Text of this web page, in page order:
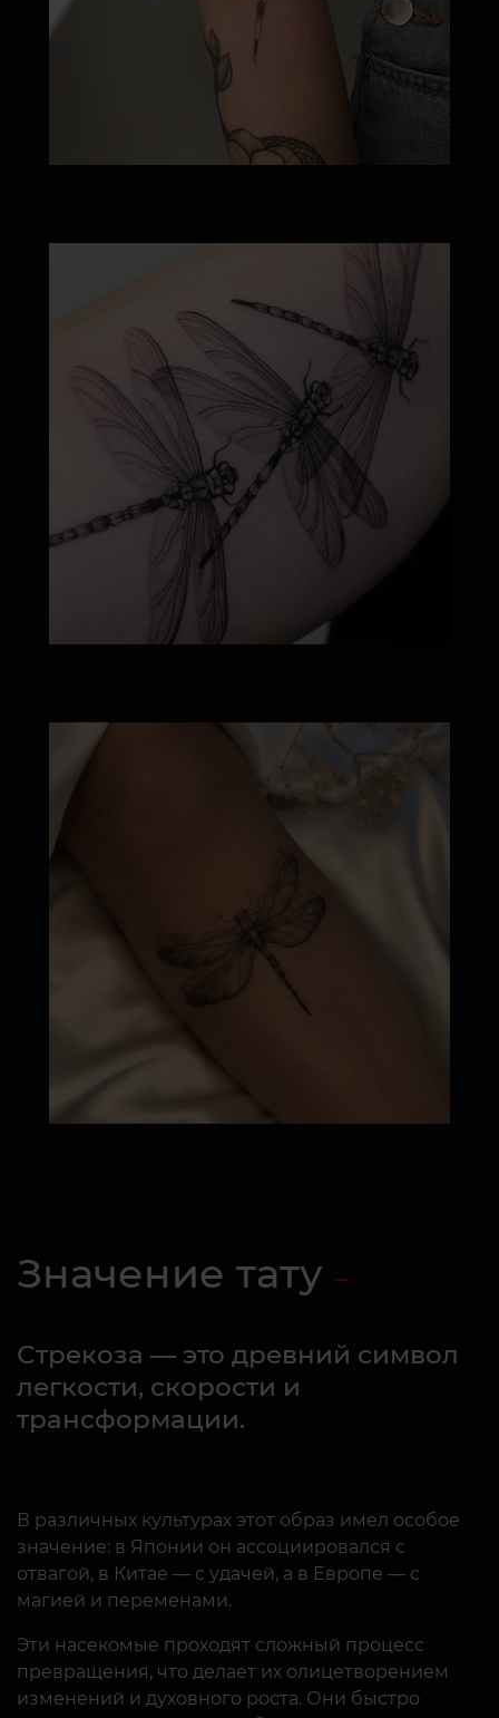
Значение тату
Стрекоза — это древний символ
легкости, скорости и
трансформации.
В различных культурах этот образ имел особое
значение: в Японии он ассоциировался с
отвагой, в Китае — с удачей, а в Европе — с
магией и переменами.
Эти насекомые проходят сложный процесс
превращения, что делает их олицетворением
изменений и духовного роста. Они быстро